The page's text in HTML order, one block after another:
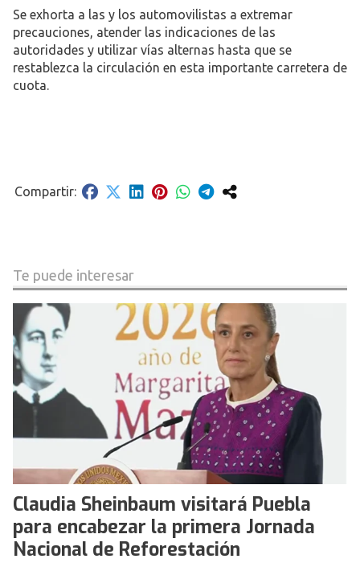
Se exhorta a las y los automovilistas a extremar
precauciones, atender las indicaciones de las
autoridades y utilizar vías alternas hasta que se
restablezca la circulación en esta importante carretera de
cuota.
Te puede interesar
Claudia Sheinbaum visitará Puebla
para encabezar la primera Jornada
Nacional de Reforestación